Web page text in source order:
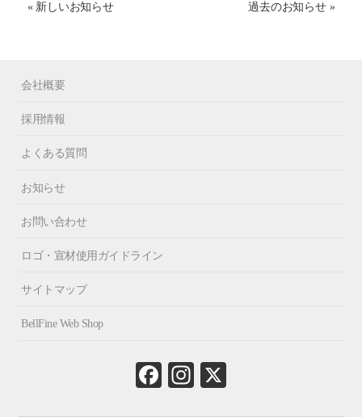
« 新しいお知らせ 過去のお知らせ »
会社概要
採用情報
よくある質問
お知らせ
お問い合わせ
ロゴ・宣材使用ガイドライン
サイトマップ
BellFine Web Shop
Fa
ce
In
st